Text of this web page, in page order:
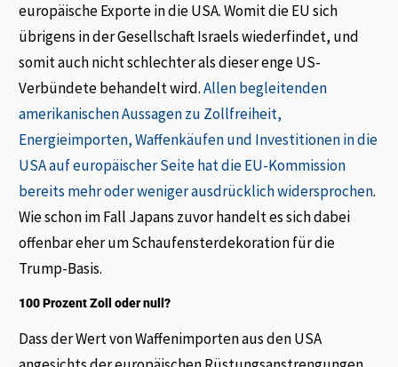
europäische Exporte in die USA. Womit die EU sich
übrigens in der Gesellschaft Israels wiederfindet, und
somit auch nicht schlechter als dieser enge US-
Verbündete behandelt wird.Allen begleitenden
amerikanischen Aussagen zu Zollfreiheit,
Energieimporten, Waffenkäufen und Investitionen in die
USA auf europäischer Seite hat die EU-Kommission
bereits mehr oder weniger ausdrücklich widersprochen.
Wie schon im Fall Japans zuvor handelt es sich dabei
offenbar eher um Schaufensterdekoration für die
Trump-Basis.
100 Prozent Zoll oder null?
Dass der Wert von Waffenimporten aus den USA